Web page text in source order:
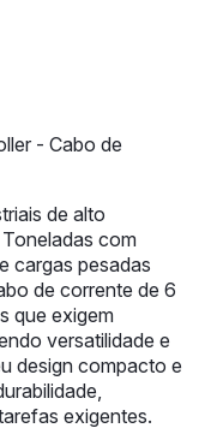
- Cabo de
de alto
com
cargas pesadas
de corrente de 6
que exigem
versatilidade e
design compacto e
exigentes.